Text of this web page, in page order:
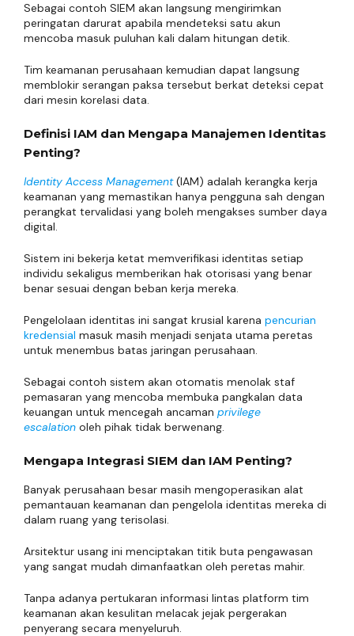
Sebagai contoh SIEM akan langsung mengirimkan
peringatan darurat apabila mendeteksi satu akun
mencoba masuk puluhan kali dalam hitungan detik.
Tim keamanan perusahaan kemudian dapat langsung
memblokir serangan paksa tersebut berkat deteksi cepat
dari mesin korelasi data.
Definisi IAM dan Mengapa Manajemen Identitas
Penting?
Identity Access Management (IAM) adalah kerangka kerja
keamanan yang memastikan hanya pengguna sah dengan
perangkat tervalidasi yang boleh mengakses sumber daya
digital.
Sistem ini bekerja ketat memverifikasi identitas setiap
individu sekaligus memberikan hak otorisasi yang benar
benar sesuai dengan beban kerja mereka.
Pengelolaan identitas ini sangat krusial karena pencurian
kredensial masuk masih menjadi senjata utama peretas
untuk menembus batas jaringan perusahaan.
Sebagai contoh sistem akan otomatis menolak staf
pemasaran yang mencoba membuka pangkalan data
keuangan untuk mencegah ancaman privilege
escalation oleh pihak tidak berwenang.
Mengapa Integrasi SIEM dan IAM Penting?
Banyak perusahaan besar masih mengoperasikan alat
pemantauan keamanan dan pengelola identitas mereka di
dalam ruang yang terisolasi.
Arsitektur usang ini menciptakan titik buta pengawasan
yang sangat mudah dimanfaatkan oleh peretas mahir.
Tanpa adanya pertukaran informasi lintas platform tim
keamanan akan kesulitan melacak jejak pergerakan
penyerang secara menyeluruh.